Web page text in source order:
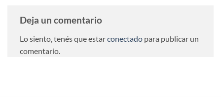
Deja un comentario
Lo siento, tenés que estarconectado para publicar un
comentario.